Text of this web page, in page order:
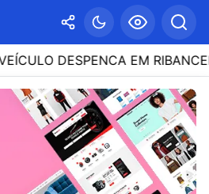
DESPENCA EM RIBANCEIRA